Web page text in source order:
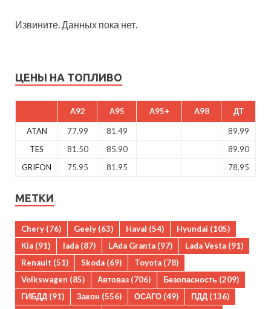
Извините. Данных пока нет.
ЦЕНЫ НА ТОПЛИВО
A92 A95 A95+ A98 ДТ
ATAN 77.99 81.49
89.99
TES
81.50 85.90
89.90
GRIFON
75.95 81.95 78.95
МЕТКИ
Chery (76) Geely (63) Haval (54) Hyundai (105)
Kia (91) lada (87) LAda Granta (97) Lada Vesta (91)
Renault (51) Skoda (69) Toyota (78)
Volkswagen (85) Автоваз (706) Безопасность (209)
ГИБДД (91) Закон (556) ОСАГО (49) ПДД (136)